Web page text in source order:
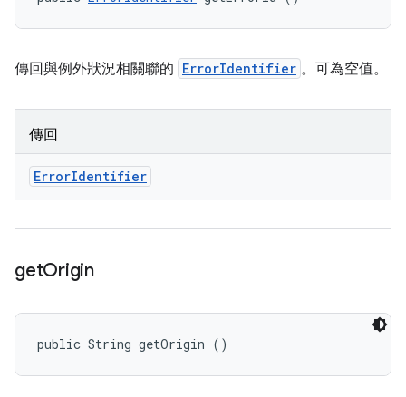
傳回與例外狀況相關聯的 ErrorIdentifier 。可為空值。
傳回
ErrorIdentifier
getOrigin
public String getOrigin ()